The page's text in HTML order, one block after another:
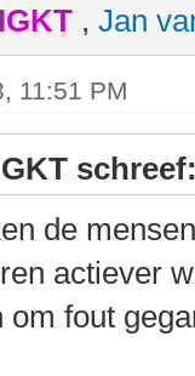
, Jan
11:51 PM
de
actiever
om fout